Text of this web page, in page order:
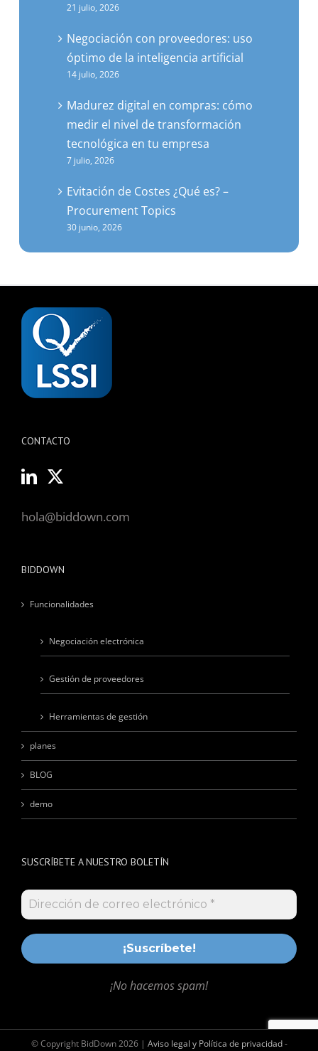
21 julio, 2026
Negociación con proveedores: uso
óptimo de la inteligencia artificial
14 julio, 2026
Madurez digital en compras: cómo
medir el nivel de transformación
tecnológica en tu empresa
7 julio, 2026
Evitación de Costes ¿Qué es? –
Procurement Topics
30 junio, 2026
CONTACTO
hola@biddown.com
BIDDOWN
Funcionalidades
Negociación electrónica
Gestión de proveedores
Herramientas de gestión
planes
BLOG
demo
SUSCRÍBETE A NUESTRO BOLETÍN
¡No hacemos spam!
© Copyright BidDown2026 | Aviso legal y Política de privacidad-